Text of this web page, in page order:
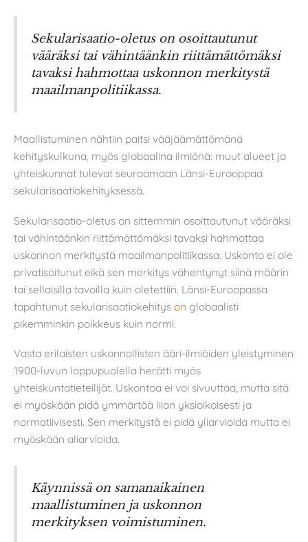
Sekularisaatio-oletus on osoittautunut
vääräksi tai vähintäänkin riittämättömäksi
tavaksi hahmottaa uskonnon merkitystä
maailmanpolitiikassa.
Maallistuminen nähtiin paitsi vääjäämättömänä
kehityskulkuna, myös globaalina ilmiönä: muut alueet ja
yhteiskunnat tulevat seuraamaan Länsi-Eurooppaa
sekularisaatiokehityksessä.
Sekularisaatio-oletus on sittemmin osoittautunut vääräksi
tai vähintäänkin riittämättömäksi tavaksi hahmottaa
uskonnon merkitystä maailmanpolitiikassa. Uskonto ei ole
privatisoitunut eikä sen merkitys vähentynyt siinä määrin
tai sellaisilla tavoilla kuin oletettiin. Länsi-Euroopassa
tapahtunut sekularisaatiokehitys on globaalisti
pikemminkin poikkeus kuin normi.
Vasta erilaisten uskonnollisten ääri-ilmiöiden yleistyminen
1900-luvun loppupuolella herätti myös
yhteiskuntatieteilijät. Uskontoa ei voi sivuuttaa, mutta sitä
ei myöskään pidä ymmärtää liian yksioikoisesti ja
normatiivisesti. Sen merkitystä ei pidä yliarvioida mutta ei
myöskään aliarvioida.
Käynnissä on samanaikainen
maallistuminen ja uskonnon
merkityksen voimistuminen.